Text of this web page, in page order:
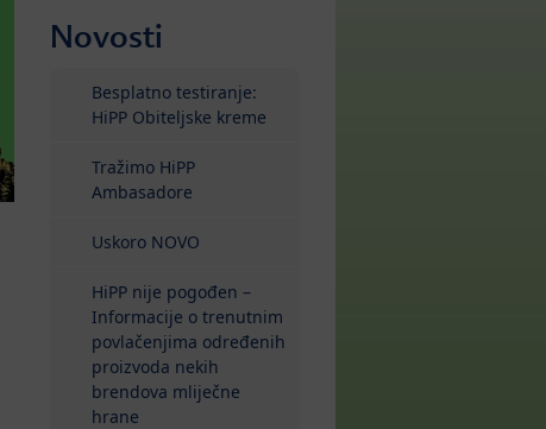
Novosti
Besplatno testiranje:
HiPP Obiteljske kreme
Tražimo HiPP
Ambasadore
Uskoro NOVO
HiPP nije pogođen –
Informacije o trenutnim
povlačenjima određenih
proizvoda nekih
brendova mliječne
hrane